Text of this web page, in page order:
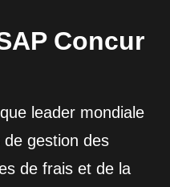
Concur
leader mondiale
gestion des
de frais et de la